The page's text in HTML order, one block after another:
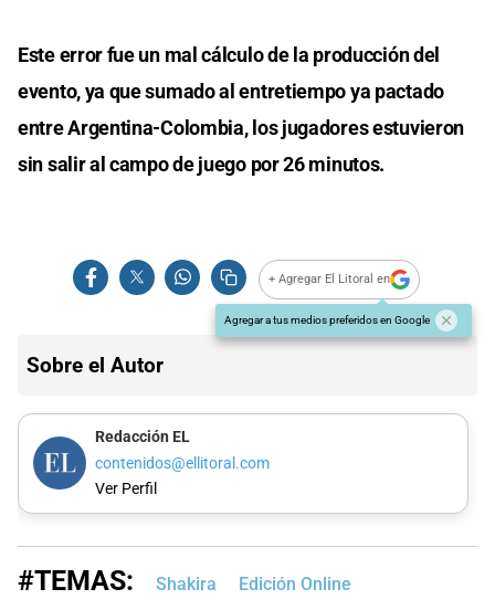
Este error fue un mal cálculo de la producción del
evento, ya que sumado al entretiempo ya pactado
entre Argentina-Colombia, los jugadores estuvieron
sin salir al campo de juego por 26 minutos.
+ Agregar El Litoral en
Agregar a tus medios preferidos en Google
Sobre el Autor
Redacción EL
contenidos@ellitoral.com
Ver Perfil
#TEMAS: Shakira Edición Online